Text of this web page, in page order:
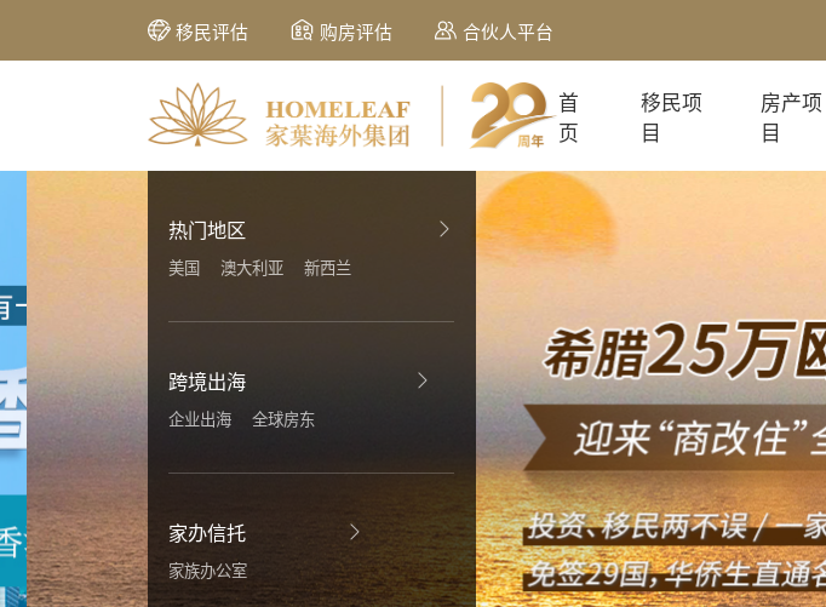
移民评估 购房评估 合伙人平台
首
页
移民项
目
房产项
目
热门地区
美国 澳大利亚 新西兰
跨境出海
企业出海 全球房东
家办信托
家族办公室